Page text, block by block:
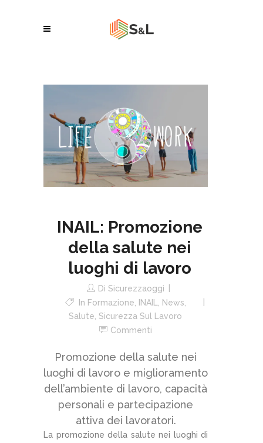
INAIL: Promozione
della salute nei
luoghi di lavoro
Di Sicurezzaoggi
In Formazione, INAIL, News,
Salute, Sicurezza Sul Lavoro
Commenti
Promozione della salute nei
luoghi di lavoro e miglioramento
dell’ambiente di lavoro, capacità
personali e partecipazione
attiva dei lavoratori.
La promozione della salute nei luoghi di